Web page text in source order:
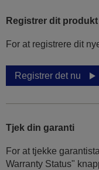
Registrer dit produkt
For at registrere dit
Registrer det nu
Tjek din garanti
For at tjekke
Warranty Status"